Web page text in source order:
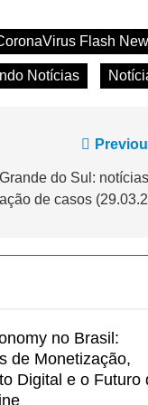
Flash
Notícias
do Sul:
de casos
no Brasil:
de Monetização,
Digital e o Futuro